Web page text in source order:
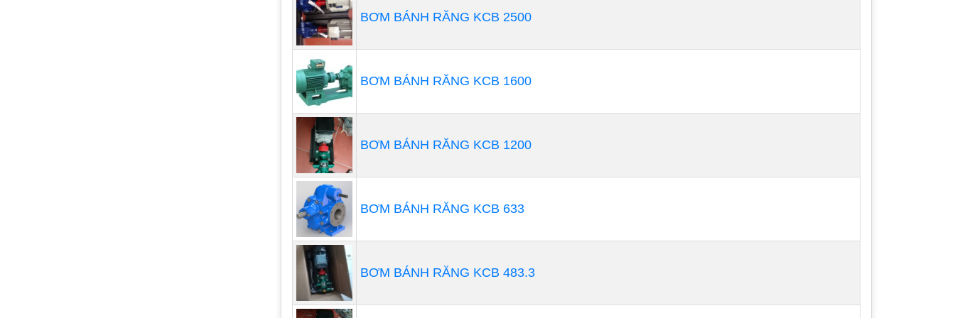
BƠM BÁNH RĂNG KCB 2500
BƠM BÁNH RĂNG KCB 1600
BƠM BÁNH RĂNG KCB 1200
BƠM BÁNH RĂNG KCB 633
BƠM BÁNH RĂNG KCB 483.3